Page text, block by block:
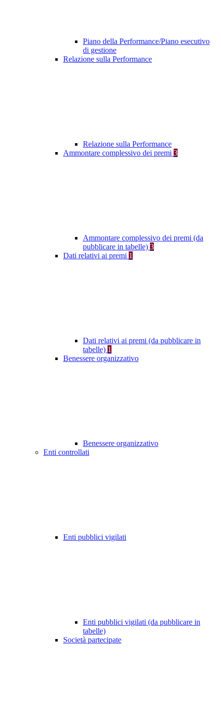
Piano della Performance/Piano esecutivo
di gestione
Relazione sulla Performance
Relazione sulla Performance
Ammontare complessivo dei premi 3
Ammontare complessivo dei premi (da
pubblicare in tabelle) 3
Dati relativi ai premi 1
Dati relativi ai premi (da pubblicare in
tabelle) 1
Benessere organizzativo
Benessere organizzativo
Enti controllati
Enti pubblici vigilati
Enti pubblici vigilati (da pubblicare in
tabelle)
Società partecipate